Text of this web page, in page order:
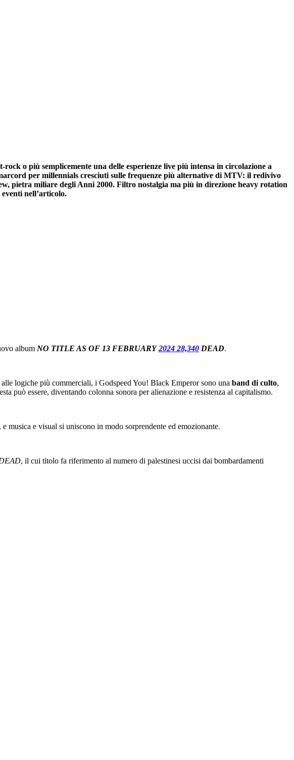
o più semplicemente una delle esperienze live più intensa in circolazione a
per millennials cresciuti sulle frequenze più alternative di MTV: il redivivo
pietra miliare degli Anni 2000. Filtro nostalgia ma più in direzione heavy rotation
nell’articolo.
album NO TITLE AS OF 13 FEBRUARY2024 28,340 DEAD.
logiche più commerciali, i Godspeed You! Black Emperor sono una band di culto,
può essere, diventando colonna sonora per alienazione e resistenza al capitalismo.
e visual si uniscono in modo sorprendente ed emozionante.
, il cui titolo fa riferimento al numero di palestinesi uccisi dai bombardamenti